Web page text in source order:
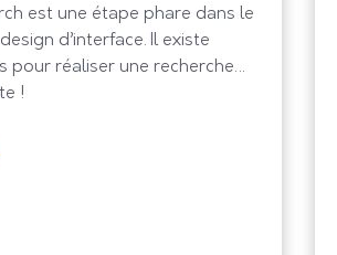
est une étape phare dans le
d’interface. Il existe
pour réaliser une recherche
!